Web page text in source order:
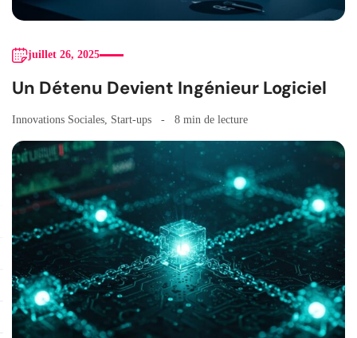
juillet 26, 2025
Un Détenu Devient Ingénieur Logiciel
Innovations Sociales, Start-ups 8 min de lecture